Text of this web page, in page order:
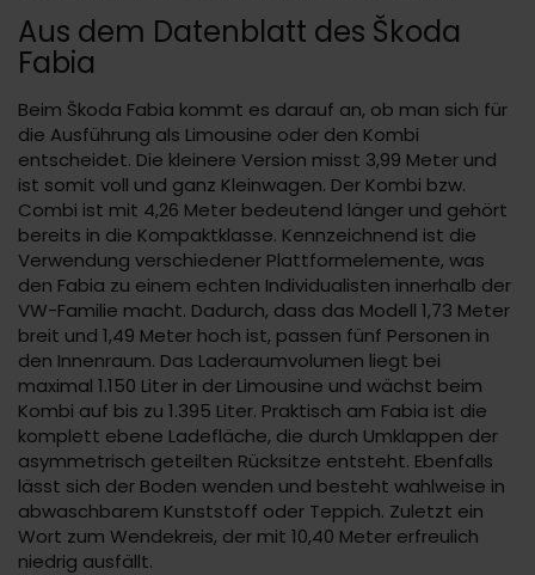
Aus dem Datenblatt des Škoda
Fabia
Beim Škoda Fabia kommt es darauf an, ob man sich für
die Ausführung als Limousine oder den Kombi
entscheidet. Die kleinere Version misst 3,99 Meter und
ist somit voll und ganz Kleinwagen. Der Kombi bzw.
Combi ist mit 4,26 Meter bedeutend länger und gehört
bereits in die Kompaktklasse. Kennzeichnend ist die
Verwendung verschiedener Plattformelemente, was
den Fabia zu einem echten Individualisten innerhalb der
VW-Familie macht. Dadurch, dass das Modell 1,73 Meter
breit und 1,49 Meter hoch ist, passen fünf Personen in
den Innenraum. Das Laderaumvolumen liegt bei
maximal 1.150 Liter in der Limousine und wächst beim
Kombi auf bis zu 1.395 Liter. Praktisch am Fabia ist die
komplett ebene Ladefläche, die durch Umklappen der
asymmetrisch geteilten Rücksitze entsteht. Ebenfalls
lässt sich der Boden wenden und besteht wahlweise in
abwaschbarem Kunststoff oder Teppich. Zuletzt ein
Wort zum Wendekreis, der mit 10,40 Meter erfreulich
niedrig ausfällt.